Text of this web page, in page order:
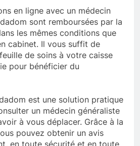
en ligne avec un médecin
sont remboursées par la
les mêmes conditions que
cabinet. Il vous suffit de
de soins à votre caisse
pour bénéficier du
est une solution pratique
un médecin généraliste
à vous déplacer. Grâce à la
pouvez obtenir un avis